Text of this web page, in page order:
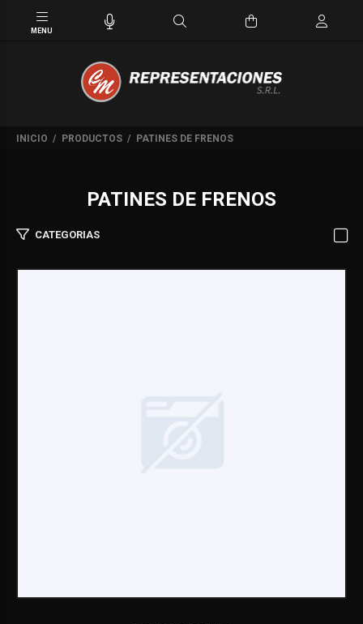
INICIO PRODUCTOS PATINES DE FRENOS
PATINES DE FRENOS
CATEGORIAS